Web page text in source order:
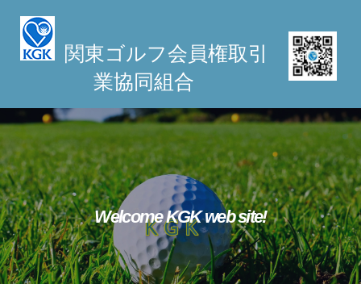
o
o
n
t
e
n
t
関東ゴルフ会員権取引
業協同組合
Welcome KGK web site!